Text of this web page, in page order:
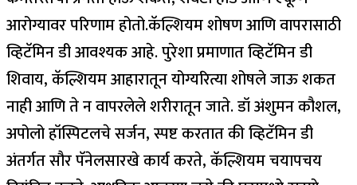
आरोग्यावर परिणाम होतो.कॅल्शियम शोषण आणि वापरासाठी
व्हिटॅमिन डी आवश्यक आहे. पुरेशा प्रमाणात व्हिटॅमिन डी
शिवाय, कॅल्शियम आहारातून योग्यरित्या शोषले जाऊ शकत
नाही आणि ते न वापरलेले शरीरातून जाते. डॉ अंशुमन कौशल,
अपोलो हॉस्पिटलचे सर्जन, स्पष्ट करतात की व्हिटॅमिन डी
अंतर्गत सौर पॅनेलसारखे कार्य करते, कॅल्शियम चयापचय